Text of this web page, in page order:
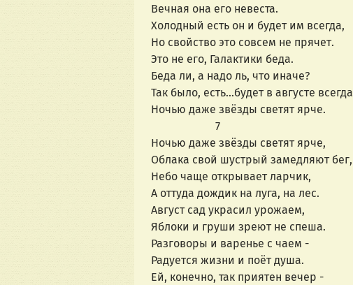
Вечная она его невеста.
Холодный есть он и будет им всегда,
Но свойство это совсем не прячет.
Это не его, Галактики беда.
Беда ли, а надо ль, что иначе?
Так было, есть...будет в августе всегда
Ночью даже звёзды светят ярче.
                       7
Ночью даже звёзды светят ярче,
Облака свой шустрый замедляют бег,
Небо чаще открывает ларчик,
А оттуда дождик на луга, на лес.
Август сад украсил урожаем,
Яблоки и груши зреют не спеша.
Разговоры и варенье с чаем -
Радуется жизни и поёт душа.
Ей, конечно, так приятен вечер -